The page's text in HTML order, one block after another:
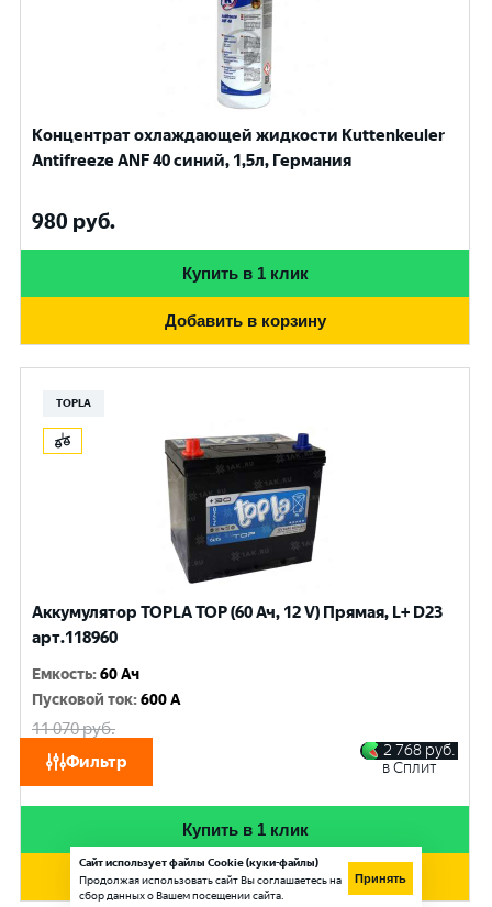
Фильтр
Концентрат охлаждающей жидкости Kuttenkeuler
Antifreeze ANF 40 синий, 1,5л, Германия
980 руб.
Купить в 1 клик
Добавить в корзину
TOPLA
Аккумулятор TOPLA TOP (60 Ач, 12 V) Прямая, L+ D23
арт.118960
Емкость:60 Ач
Пусковой ток:600 A
11 070руб.
10 530руб. 2 768 руб.
в Сплит
Купить в 1 клик
Добавить в корзину
Сайт использует файлы Cookie (куки-файлы)
Продолжая использовать сайт Вы соглашаетесь на
сбор данных о Вашем посещении сайта.
Принять